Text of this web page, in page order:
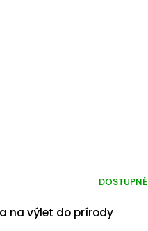
na výlet do prírody
DOSTUPNÉ